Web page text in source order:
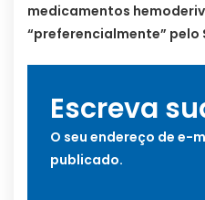
medicamentos
“preferencialmente” pelo
Escreva
O seu endereço de e-
publicado.